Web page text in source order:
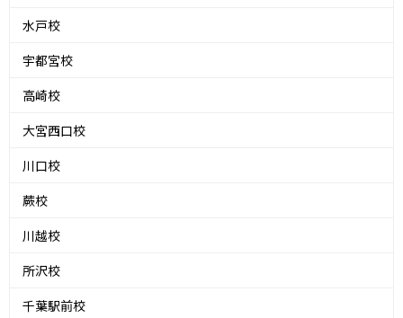
水戸校
宇都宮校
高崎校
大宮西口校
川口校
蕨校
川越校
所沢校
千葉駅前校